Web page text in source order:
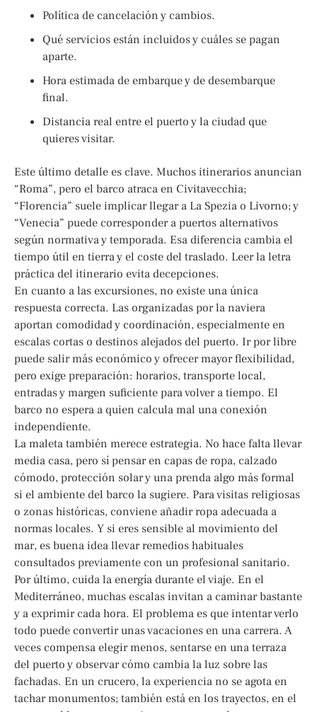
Política de cancelación y cambios.
Qué servicios están incluidos y cuáles se pagan
aparte.
Hora estimada de embarque y de desembarque
final.
Distancia real entre el puerto y la ciudad que
quieres visitar.
Este último detalle es clave. Muchos itinerarios anuncian
“Roma”, pero el barco atraca en Civitavecchia;
“Florencia” suele implicar llegar a La Spezia o Livorno; y
“Venecia” puede corresponder a puertos alternativos
según normativa y temporada. Esa diferencia cambia el
tiempo útil en tierra y el coste del traslado. Leer la letra
práctica del itinerario evita decepciones.
En cuanto a las excursiones, no existe una única
respuesta correcta. Las organizadas por la naviera
aportan comodidad y coordinación, especialmente en
escalas cortas o destinos alejados del puerto. Ir por libre
puede salir más económico y ofrecer mayor flexibilidad,
pero exige preparación: horarios, transporte local,
entradas y margen suficiente para volver a tiempo. El
barco no espera a quien calcula mal una conexión
independiente.
La maleta también merece estrategia. No hace falta llevar
media casa, pero sí pensar en capas de ropa, calzado
cómodo, protección solar y una prenda algo más formal
si el ambiente del barco la sugiere. Para visitas religiosas
o zonas históricas, conviene añadir ropa adecuada a
normas locales. Y si eres sensible al movimiento del
mar, es buena idea llevar remedios habituales
consultados previamente con un profesional sanitario.
Por último, cuida la energía durante el viaje. En el
Mediterráneo, muchas escalas invitan a caminar bastante
y a exprimir cada hora. El problema es que intentar verlo
todo puede convertir unas vacaciones en una carrera. A
veces compensa elegir menos, sentarse en una terraza
del puerto y observar cómo cambia la luz sobre las
fachadas. En un crucero, la experiencia no se agota en
tachar monumentos; también está en los trayectos, en el